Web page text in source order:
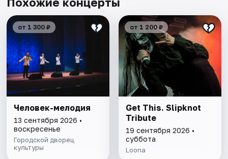
от 1 300 ₽
Человек-мелодия
13 сентября 2026 •
воскресенье
Городской дворец
культуры
от 1 200 ₽
Get This. Slipknot
Tribute
19 сентября 2026 •
суббота
Loona